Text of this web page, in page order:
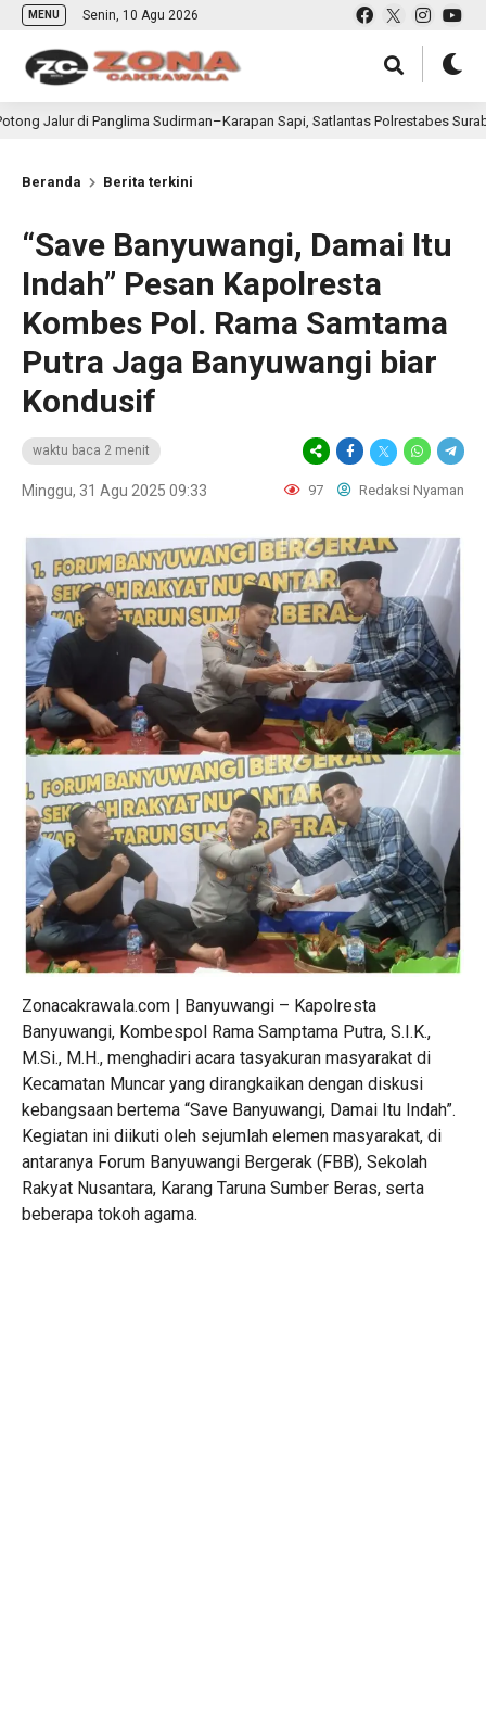
MENU Senin, 10 Agu 2026
Panglima Sudirman–Karapan Sapi, Satlantas Polrestabes Surabaya
Beranda Berita terkini
“Save Banyuwangi, Damai Itu
Indah” Pesan Kapolresta
Kombes Pol. Rama Samtama
Putra Jaga Banyuwangi biar
Kondusif
waktu baca 2 menit
Minggu, 31 Agu 2025 09:33 97 Redaksi Nyaman
Zonacakrawala.com | Banyuwangi – Kapolresta
Banyuwangi, Kombespol Rama Samptama Putra, S.I.K.,
M.Si., M.H., menghadiri acara tasyakuran masyarakat di
Kecamatan Muncar yang dirangkaikan dengan diskusi
kebangsaan bertema “Save Banyuwangi, Damai Itu Indah”.
Kegiatan ini diikuti oleh sejumlah elemen masyarakat, di
antaranya Forum Banyuwangi Bergerak (FBB), Sekolah
Rakyat Nusantara, Karang Taruna Sumber Beras, serta
beberapa tokoh agama.